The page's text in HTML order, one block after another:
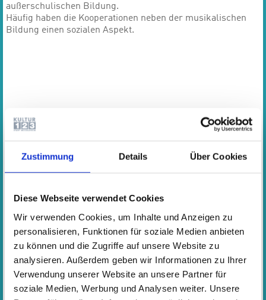
Zustimmung Details Über Cookies
Diese Webseite verwendet Cookies
Wir verwenden Cookies, um Inhalte und Anzeigen zu
personalisieren, Funktionen für soziale Medien anbieten
zu können und die Zugriffe auf unsere Website zu
analysieren. Außerdem geben wir Informationen zu Ihrer
Verwendung unserer Website an unsere Partner für
soziale Medien, Werbung und Analysen weiter. Unsere
außerschulischen Bildung.
Häufig haben die Kooperationen neben der musikalischen
Bildung einen sozialen Aspekt.
DERZEITIGE KOOPERATIONEN UND KOOPERATIONSPARTNER
Borngrabenschule
Immanuel-Kant-, Max-Planck-Schule
Albrecht-Dürer-Schule
Schulchor, gesponsert von der GEWO-Bau Rüsselsheim,
von der auch die Idee zu diesem Projekt stammt.
Eichgrundschule
Cajon-AG und Querflöten-AG